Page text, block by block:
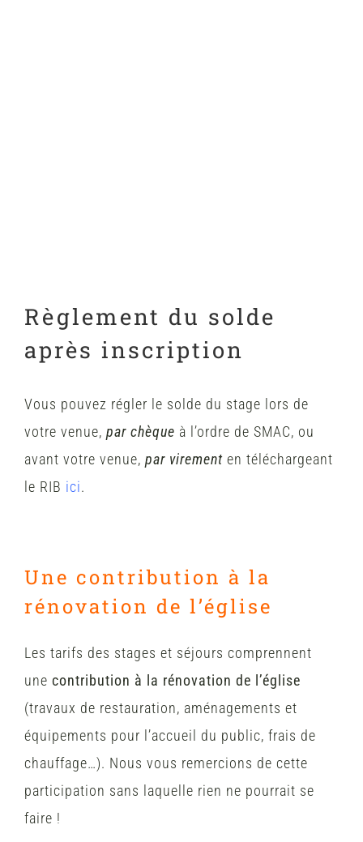
Règlement du solde
après inscription
Vous pouvez régler le solde du stage lors de
votre venue, par chèque à l’ordre de SMAC, ou
avant votre venue, par virement en téléchargeant
le RIB ici.
Une contribution à la
rénovation de l’église
Les tarifs des stages et séjours comprennent
une contribution à la rénovation de l’église
(travaux de restauration, aménagements et
équipements pour l’accueil du public, frais de
chauffage…). Nous vous remercions de cette
participation sans laquelle rien ne pourrait se
faire !